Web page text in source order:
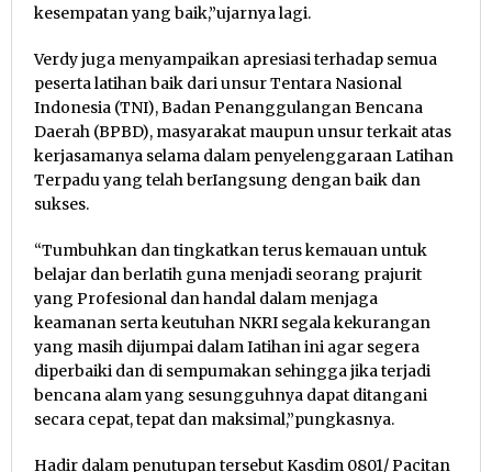
kesempatan yang baik,”ujarnya lagi.
Verdy juga menyampaikan apresiasi terhadap semua
peserta latihan baik dari unsur Tentara Nasional
Indonesia (TNI), Badan Penanggulangan Bencana
Daerah (BPBD), masyarakat maupun unsur terkait atas
kerjasamanya selama dalam penyelenggaraan Latihan
Terpadu yang telah berIangsung dengan baik dan
sukses.
“Tumbuhkan dan tingkatkan terus kemauan untuk
belajar dan berlatih guna menjadi seorang prajurit
yang Profesional dan handal dalam menjaga
keamanan serta keutuhan NKRI segala kekurangan
yang masih dijumpai dalam Iatihan ini agar segera
diperbaiki dan di sempumakan sehingga jika terjadi
bencana alam yang sesungguhnya dapat ditangani
secara cepat, tepat dan maksimal,”pungkasnya.
Hadir dalam penutupan tersebut Kasdim 0801/ Pacitan